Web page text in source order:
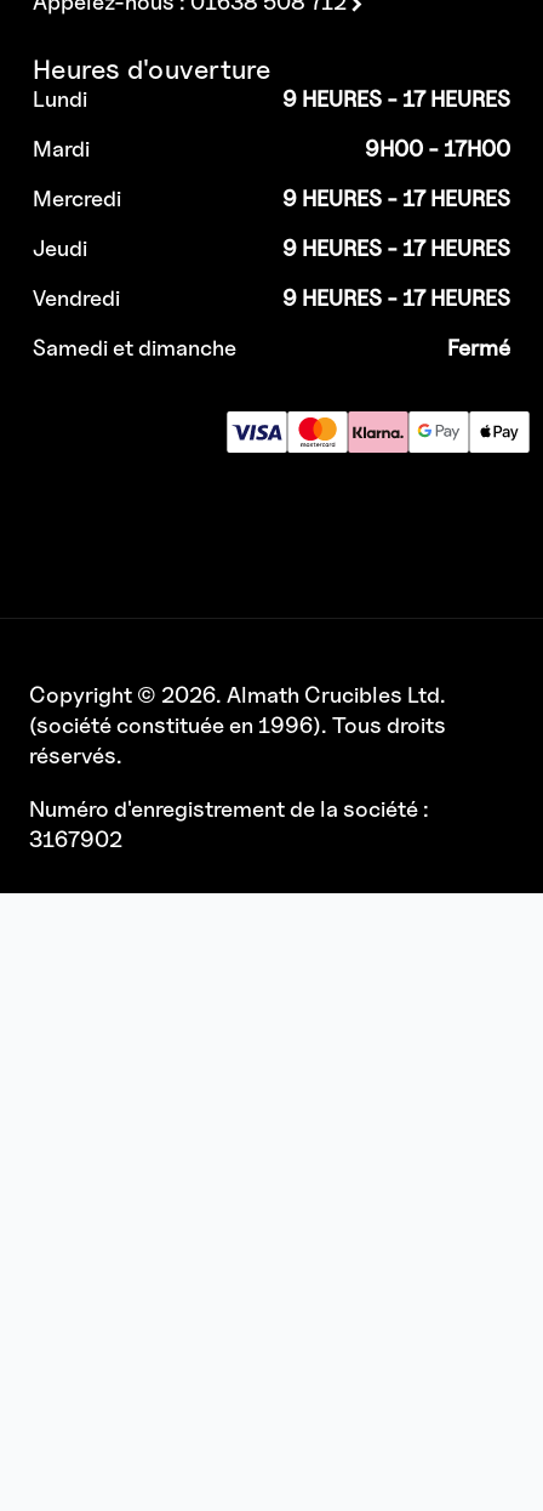
Heures d'ouverture
Lundi
9 HEURES - 17 HEURES
Mardi
9H00 - 17H00
Mercredi
9 HEURES - 17 HEURES
Jeudi
9 HEURES - 17 HEURES
Vendredi
9 HEURES - 17 HEURES
Samedi et dimanche
Fermé
Copyright © 2026. Almath Crucibles Ltd.
(société constituée en 1996). Tous droits
réservés.
Numéro d'enregistrement de la société :
3167902